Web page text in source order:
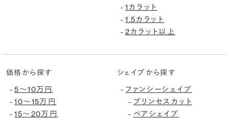
-1カラット
-1.5カラット
-2カラット以上
価格から探す
-5〜10万円
-10〜15万円
-15〜20万円
シェイプから探す
- ファンシーシェイプ
- プリンセスカット
- ペアシェイプ